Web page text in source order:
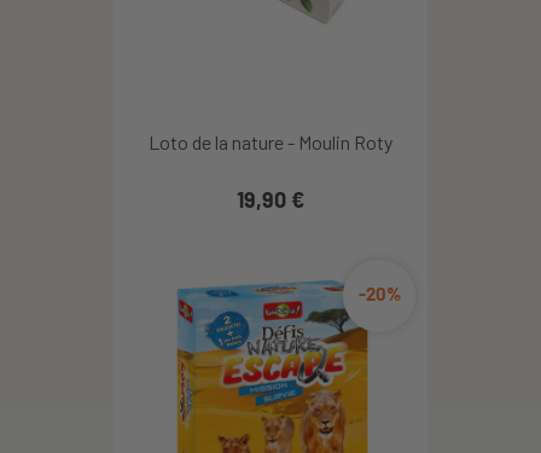
Loto de la nature - Moulin Roty
19,90 €
-20%